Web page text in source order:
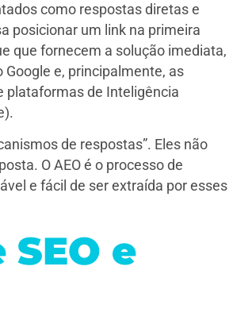
como respostas diretas e
posicionar um link na primeira
que fornecem a solução imediata,
e, principalmente, as
plataformas de Inteligência
de respostas”. Eles não
O AEO é o processo de
e fácil de ser extraída por esses
e